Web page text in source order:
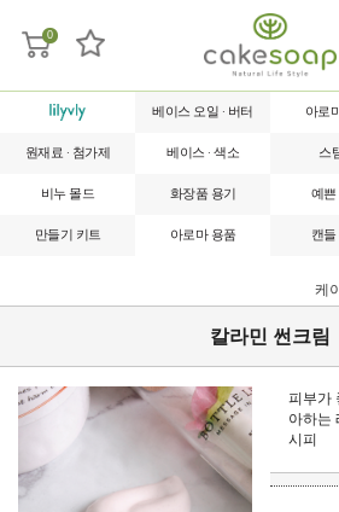
0
베이스 오일 · 버터 아로
원재료 · 첨가제 베이스 · 색소 스
비누 몰드 화장품 용기 예쁜
만들기 키트 아로마 용품 캔
케
칼라민 썬크림
피부가
아하는
시피